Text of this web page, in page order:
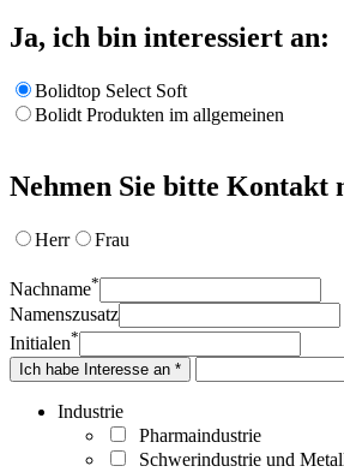
Ja, ich bin interessiert an:
Bolidtop Select Soft
Bolidt Produkten im allgemeinen
Nehmen Sie bitte Kontakt
Herr Frau
Nachname*
Namenszusatz
Initialen*
Ich habe Interesse an *
Industrie
Pharmaindustrie
Schwerindustrie und